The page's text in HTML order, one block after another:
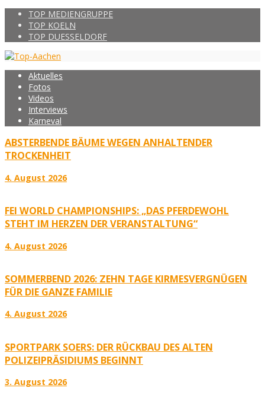
TOP MEDIENGRUPPE
TOP KOELN
TOP DUESSELDORF
Aktuelles
Fotos
Videos
Interviews
Karneval
ABSTERBENDE BÄUME WEGEN ANHALTENDER
TROCKENHEIT
4. August 2026
FEI WORLD CHAMPIONSHIPS: „DAS PFERDEWOHL
STEHT IM HERZEN DER VERANSTALTUNG“
4. August 2026
SOMMERBEND 2026: ZEHN TAGE KIRMESVERGNÜGEN
FÜR DIE GANZE FAMILIE
4. August 2026
SPORTPARK SOERS: DER RÜCKBAU DES ALTEN
POLIZEIPRÄSIDIUMS BEGINNT
3. August 2026